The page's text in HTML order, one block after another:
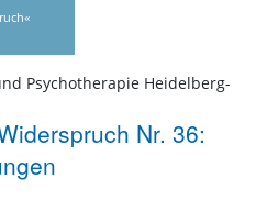
Psychotherapie Heidelberg-
Nr. 36: